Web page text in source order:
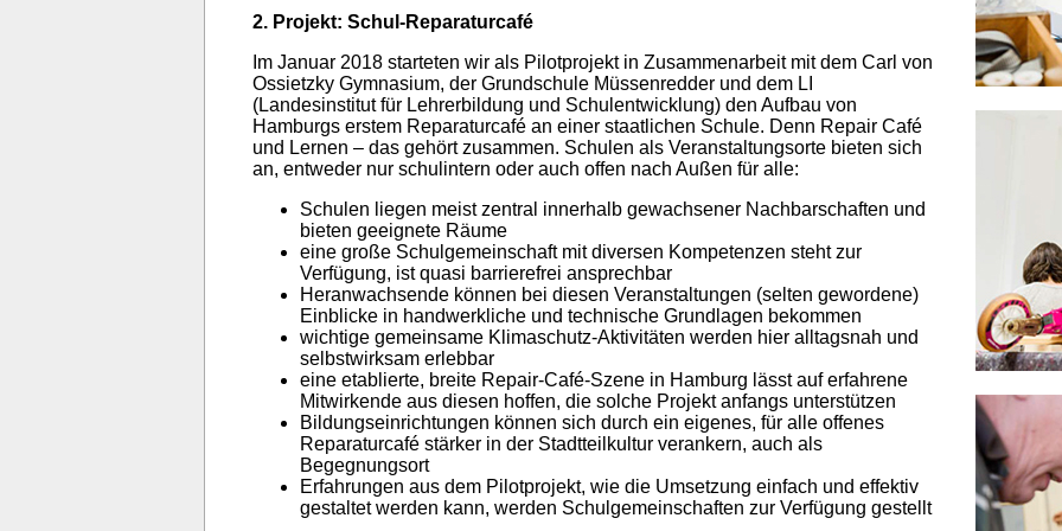
2. Projekt: Schul-Reparaturcafé
Im Januar 2018 starteten wir als Pilotprojekt in Zusammenarbeit mit dem Carl von
Ossietzky Gymnasium, der Grundschule Müssenredder und dem LI
(Landesinstitut für Lehrerbildung und Schulentwicklung) den Aufbau von
Hamburgs erstem Reparaturcafé an einer staatlichen Schule. Denn Repair Café
und Lernen – das gehört zusammen. Schulen als Veranstaltungsorte bieten sich
an, entweder nur schulintern oder auch offen nach Außen für alle:
Schulen liegen meist zentral innerhalb gewachsener Nachbarschaften und
bieten geeignete Räume
eine große Schulgemeinschaft mit diversen Kompetenzen steht zur
Verfügung, ist quasi barrierefrei ansprechbar
Heranwachsende können bei diesen Veranstaltungen (selten gewordene)
Einblicke in handwerkliche und technische Grundlagen bekommen
wichtige gemeinsame Klimaschutz-Aktivitäten werden hier alltagsnah und
selbstwirksam erlebbar
eine etablierte, breite Repair-Café-Szene in Hamburg lässt auf erfahrene
Mitwirkende aus diesen hoffen, die solche Projekt anfangs unterstützen
Bildungseinrichtungen können sich durch ein eigenes, für alle offenes
Reparaturcafé stärker in der Stadtteilkultur verankern, auch als
Begegnungsort
Erfahrungen aus dem Pilotprojekt, wie die Umsetzung einfach und effektiv
gestaltet werden kann, werden Schulgemeinschaften zur Verfügung gestellt